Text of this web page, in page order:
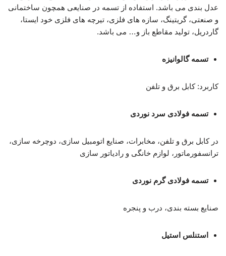
عدل بندی می باشد. استفاده از تسمه در صنایعی همچون ساختمانی
و صنعتی، گریتینگ، سازه های فلزی، تیرچه های فلزی خود ایستا،
گاردریل، تولید مقاطع باز و… می باشد.
تسمه گالوانیزه
کاربرد: کابل برق و تلفن
تسمه فولادی سرد نوردی
در کابل برق و تلفن، مخابرات، صنایع اتومبیل سازی، دوچرخه سازی،
ترانسفورماتور، لوازم خانگی و رادیاتور سازی
تسمه فولادی گرم نوردی
صنایع بسته بندی، درب و پنجره
استنلس استیل